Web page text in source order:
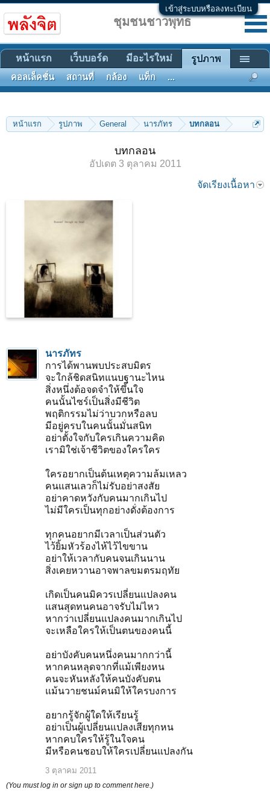
เข้าสู่ระบบหรือลงทะเบียน
หน้าแรก รูปภาพ General นารภัทร บทกลอน
บทกลอน
อัปเดต 3 ตุลาคม 2011
จัดเรียงเนื้อหา
นารภัทร
การได้พานพบประสบมิตร
จะใกล้ชิดสนิทแนบฐานะไหน
สิ่งหนึ่งต้อจดจำให้ขึ้นใจ
คนนั้นไซร์เป็นสิ่งมีชีวิต
พฤติกรรมไม่ว่าบวกหรือลบ
มีอยู่ครบในคนนั้นมั่นสนิท
อย่าตั้งใจกับใครเกินความคิด
เรามิใช่เจ้าชีวิตของใครใคร
ใครอยากเป็นต้นเหตุความล้มเหลว
คนแสนเลวก็ไม่รับอย่าสงสัย
อย่าคาดหวังกับคนมากเกินไป
ไม่มีใครเป็นทุกอย่างดั่งต้องการ
ทุกคนอยากมีเวลาเป็นส่วนตัว
ไว้ยิ้มหัวร้องไห้ไว้ไขขาน
อย่าให้เวลากับคนจนเกินนาน
สิ่งเคยหวานอาจพาลขมตรมฤทัย
เกิดเป็นคนมิควรเปลี่ยนแปลงคน
แสนสุดทนคนอาจรับไม่ไหว
หากว่าเปลี่ยนแปลงคนมากเกินไป
จะเหลือใครให้เป็นตนของคนนี้
อย่าบังคับคนหนึ่งคนมากกว่านี้
หากคนหลุดจากที่แม้เพียงหน
คนจะหันหลังให้คนบังคับตน
แม้นวายชนม์คนมิให้ใครบงการ
อยากรู้จักผู้ใดให้เรียนรู้
อย่าเป็นผู้เปลี่ยนแปลงเสียทุกหน
หากคบใครให้รู้ในใจคน
มีหรือคนชอบให้ใครเปลี่ยนแปลงกัน
3 ตุลาคม 2011
(You must log in or sign up to comment here.)
ชุมชนชาวพุทธ
หน้าแรก เว็บบอร์ด มีอะไรใหม่ รูปภาพ
คอลเล็คชั่น สถานที่ กล้อง แท็ก ...